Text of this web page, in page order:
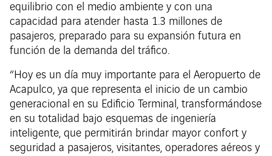
equilibrio con el medio ambiente y con una
capacidad para atender hasta 1.3 millones de
pasajeros, preparado para su expansión futura en
función de la demanda del tráfico.
“Hoy es un día muy importante para el Aeropuerto de
Acapulco, ya que representa el inicio de un cambio
generacional en su Edificio Terminal, transformándose
en su totalidad bajo esquemas de ingeniería
inteligente, que permitirán brindar mayor confort y
seguridad a pasajeros, visitantes, operadores aéreos y